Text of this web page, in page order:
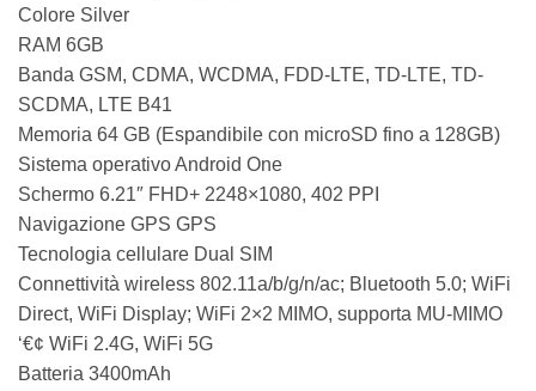
Colore Silver
RAM 6GB
Banda GSM, CDMA, WCDMA, FDD-LTE, TD-LTE, TD-
SCDMA, LTE B41
Memoria 64 GB (Espandibile con microSD fino a 128GB)
Sistema operativo Android One
Schermo 6.21″ FHD+ 2248×1080, 402 PPI
Navigazione GPS GPS
Tecnologia cellulare Dual SIM
Connettività wireless 802.11a/b/g/n/ac; Bluetooth 5.0; WiFi
Direct, WiFi Display; WiFi 2×2 MIMO, supporta MU-MIMO
‘€¢ WiFi 2.4G, WiFi 5G
Batteria 3400mAh